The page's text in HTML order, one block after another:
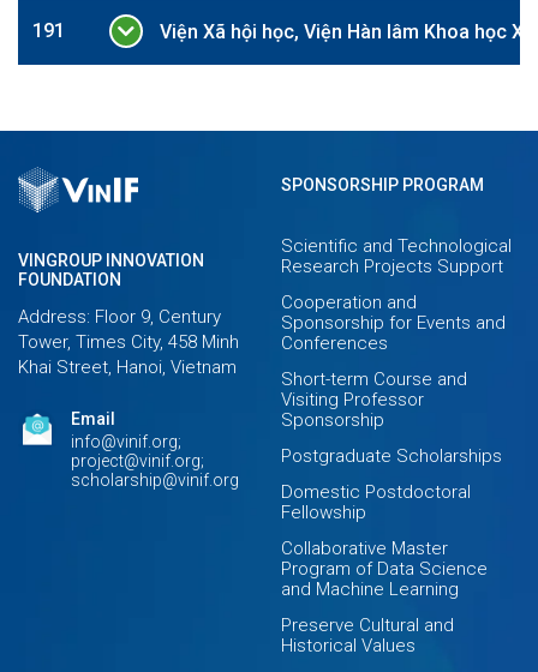
191 Viện Xã hội học, Viện Hàn lâm Khoa học
VINGROUP INNOVATION
FOUNDATION
Address: Floor 9, Century
Tower, Times City, 458 Minh
Khai Street, Hanoi, Vietnam
Email
info@vinif.org;
project@vinif.org;
scholarship@vinif.org
SPONSORSHIP PROGRAM
Scientific and Technological
Research Projects Support
Cooperation and
Sponsorship for Events and
Conferences
Short-term Course and
Visiting Professor
Sponsorship
Postgraduate Scholarships
Domestic Postdoctoral
Fellowship
Collaborative Master
Program of Data Science
and Machine Learning
Preserve Cultural and
Historical Values